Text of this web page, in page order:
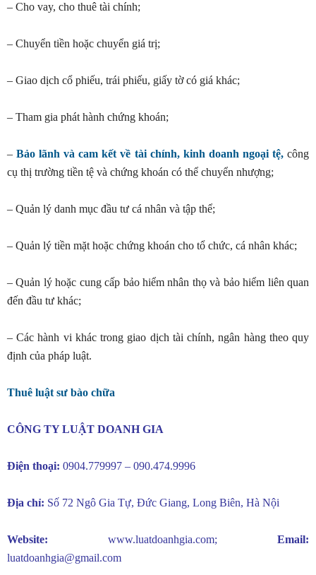
– Cho vay, cho thuê tài chính;
– Chuyển tiền hoặc chuyển giá trị;
– Giao dịch cổ phiếu, trái phiếu, giấy tờ có giá khác;
– Tham gia phát hành chứng khoán;
– Bảo lãnh và cam kết về tài chính, kinh doanh ngoại tệ,công
cụ thị trường tiền tệ và chứng khoán có thể chuyển nhượng;
– Quản lý danh mục đầu tư cá nhân và tập thể;
– Quản lý tiền mặt hoặc chứng khoán cho tổ chức, cá nhân khác;
– Quản lý hoặc cung cấp bảo hiểm nhân thọ và bảo hiểm liên quan
đến đầu tư khác;
– Các hành vi khác trong giao dịch tài chính, ngân hàng theo quy
định của pháp luật.
Thuê luật sư bào chữa
CÔNG TY LUẬT DOANH GIA
Điện thoại: 0904.779997 – 090.474.9996
Địa chỉ: Số 72 Ngô Gia Tự, Đức Giang, Long Biên, Hà Nội
Website: www.luatdoanhgia.com; Email:
luatdoanhgia@gmail.com